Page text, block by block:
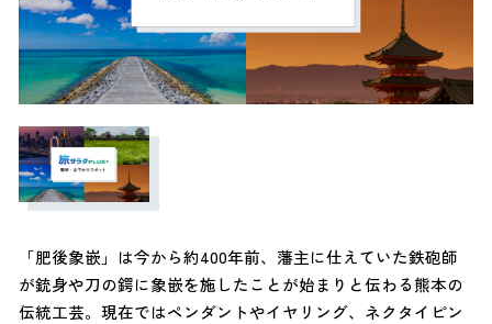
「肥後象嵌」は今から約400年前、藩主に仕えていた鉄砲師
が銃身や刀の鍔に象嵌を施したことが始まりと伝わる熊本の
伝統工芸。現在ではペンダントやイヤリング、ネクタイピン